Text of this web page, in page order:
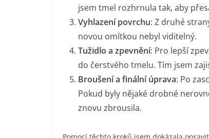
jsem tmel rozhrnula tak, aby
Vyhlazení povrchu: Z druhé
novou omítkou nebyl viditelný.
Tužidlo a zpevnění: Pro lepší
do čerstvého tmelu. Tím jsem
Broušení a finální úprava: Po
Pokud byly nějaké drobné
znovu zbrousila.